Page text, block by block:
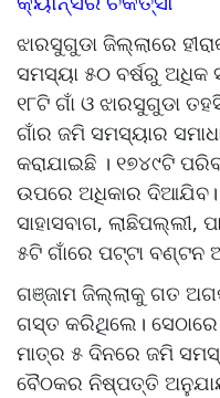
ଝାରସୁଗୁଡା ଜିଲ୍ଲାରେ
ସମସ୍ୟା ୫୦ ବର୍ଷରୁ
୧୮ଟି ଗାଁ ଓ ଝାରସୁଗୁଡା
ଗାଁର ଜମି ସମସ୍ୟାର
କରାଯାଇଛି । ୧୭୪୯ଟି
ଉପରେ ଅଧିକାର ଦିଆଯିବ।
ସାହାସବାଗ,
୫ଟି ଗାଁରେ ପଟ୍ଟା ବଣ୍ଟନ
ଗଞ୍ଜାମ ଜିଲ୍ଲାକୁ ଗତ
ଗସ୍ତ କରିଥିଲେ।
ମାତ୍ର ୫ ଦିନରେ ଜମି
ବୈଠକର ନିଷ୍ପତ୍ତି